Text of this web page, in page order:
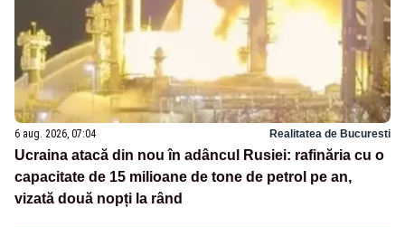
6 aug. 2026, 07:04 Realitatea de Bucuresti
Ucraina atacă din nou în adâncul Rusiei: rafinăria cu o
capacitate de 15 milioane de tone de petrol pe an,
vizată două nopți la rând